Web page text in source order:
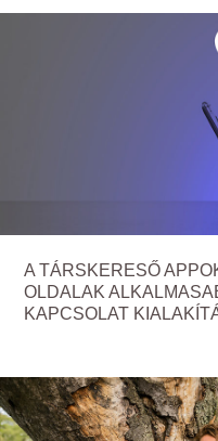
A TÁRSKERESŐ
OLDALAK
KAPCSOLAT